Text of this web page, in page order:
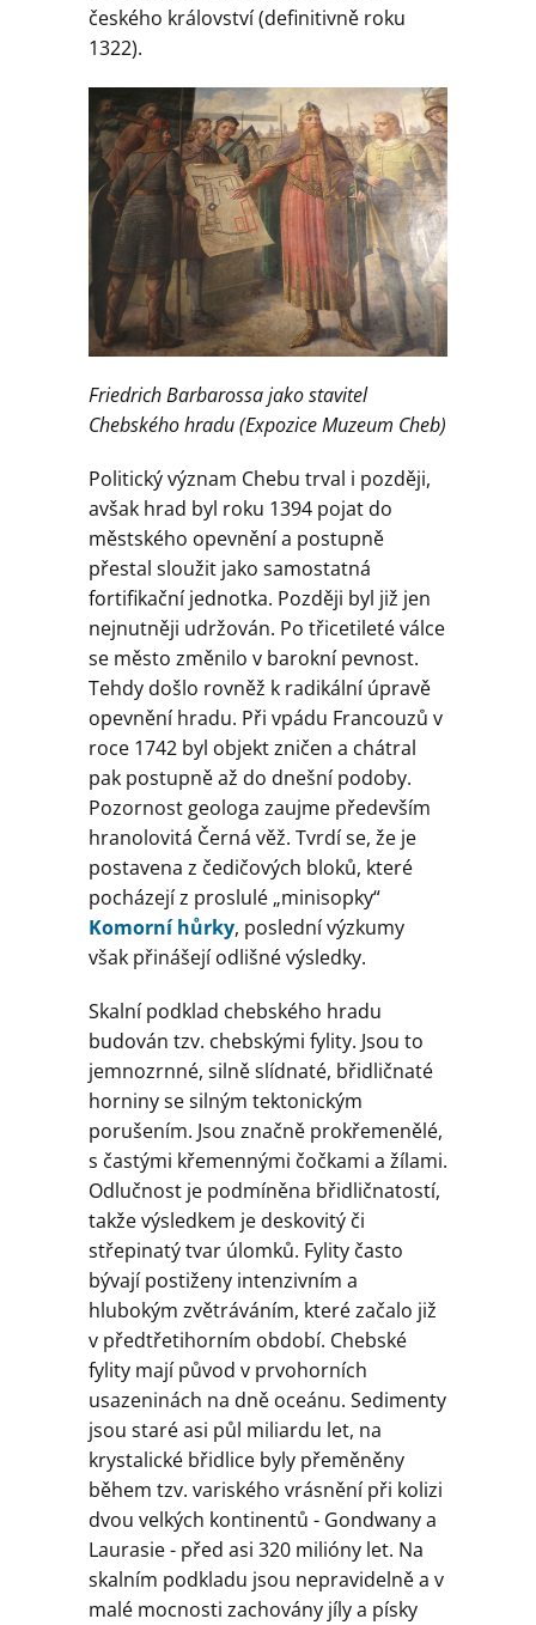
českého království (definitivně roku
1322).
Friedrich Barbarossa jako stavitel
Chebského hradu (Expozice Muzeum Cheb)
Politický význam Chebu trval i později,
avšak hrad byl roku 1394 pojat do
městského opevnění a postupně
přestal sloužit jako samostatná
fortifikační jednotka. Později byl již jen
nejnutněji udržován. Po třicetileté válce
se město změnilo v barokní pevnost.
Tehdy došlo rovněž k radikální úpravě
opevnění hradu. Při vpádu Francouzů v
roce 1742 byl objekt zničen a chátral
pak postupně až do dnešní podoby.
Pozornost geologa zaujme především
hranolovitá Černá věž. Tvrdí se, že je
postavena z čedičových bloků, které
pocházejí z proslulé „minisopky“
Komorní hůrky, poslední výzkumy
však přinášejí odlišné výsledky.
Skalní podklad chebského hradu
budován tzv. chebskými fylity. Jsou to
jemnozrnné, silně slídnaté, břidličnaté
horniny se silným tektonickým
porušením. Jsou značně prokřemenělé,
s častými křemennými čočkami a žílami.
Odlučnost je podmíněna břidličnatostí,
takže výsledkem je deskovitý či
střepinatý tvar úlomků. Fylity často
bývají postiženy intenzivním a
hlubokým zvětráváním, které začalo již
v předtřetihorním období. Chebské
fylity mají původ v prvohorních
usazeninách na dně oceánu. Sedimenty
jsou staré asi půl miliardu let, na
krystalické břidlice byly přeměněny
během tzv. variského vrásnění při kolizi
dvou velkých kontinentů - Gondwany a
Laurasie - před asi 320 milióny let. Na
skalním podkladu jsou nepravidelně a v
malé mocnosti zachovány jíly a písky